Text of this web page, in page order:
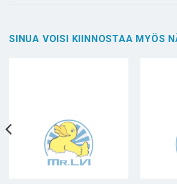
SINUA VOISI KIINNOSTAA MYÖS